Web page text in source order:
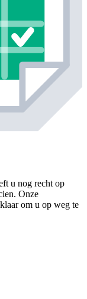
u nog recht op
Onze
om u op weg te